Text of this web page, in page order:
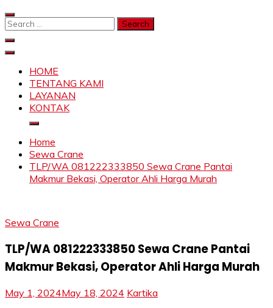
Skip
to
Search
SKYLIFTHOME
TENTANG KAMI
LAYANAN
KONTAK
Home
Sewa Crane
TLP/WA 081222333850 Sewa Crane Pantai
Makmur Bekasi, Operator Ahli Harga Murah
Sewa Crane
TLP/WA 081222333850 Sewa Crane Pantai
Makmur Bekasi, Operator Ahli Harga Murah
May 1, 2024May 18, 2024 Kartika